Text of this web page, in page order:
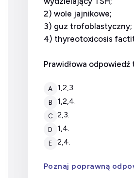
2) wole jajnikowe;
3) guz trofoblastyczny;
4) thyreotoxicosis
Prawidłowa odpowiedź
A 1,2,3.
B 1,2,4.
C 2,3.
D 1,4.
E 2,4.
Poznaj poprawną